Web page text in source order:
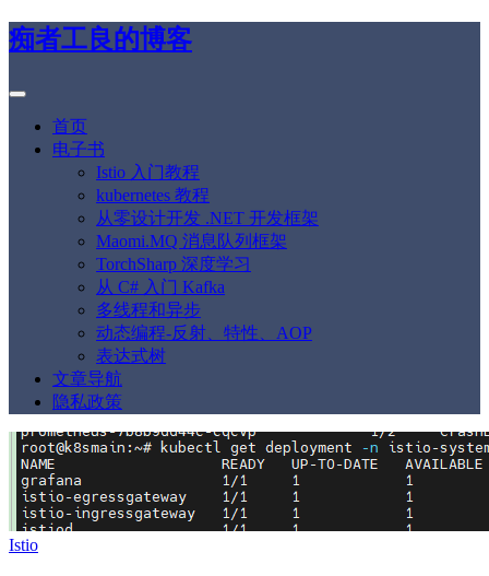
痴者工良的博客
首页
电子书
Istio 入门教程
kubernetes 教程
从零设计开发 .NET 开发框架
Maomi.MQ 消息队列框架
TorchSharp 深度学习
从 C# 入门 Kafka
多线程和异步
动态编程-反射、特性、AOP
表达式树
文章导航
隐私政策
Istio